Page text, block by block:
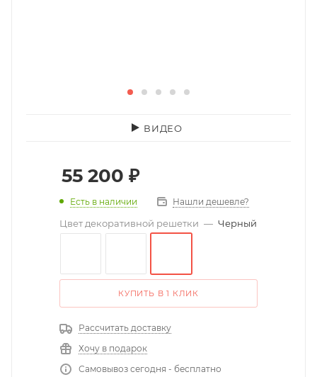
ВИДЕО
55 200 ₽
Есть в наличии Нашли дешевле?
Цвет декоративной решетки — Черный
КУПИТЬ В 1 КЛИК
Рассчитать доставку
Хочу в подарок
Самовывоз сегодня - бесплатно